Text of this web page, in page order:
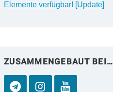
Elemente verfügbar! [Update]
ZUSAMMENGEBAUT BEI…